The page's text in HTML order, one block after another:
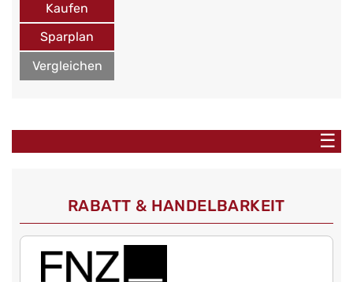
Kaufen
Sparplan
Vergleichen
☰
RABATT & HANDELBARKEIT